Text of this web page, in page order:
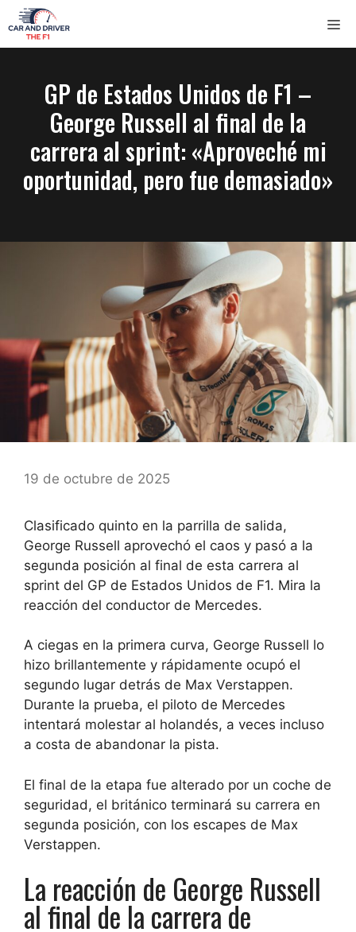
Saltar
al
contenido
GP de Estados Unidos de F1 –
George Russell al final de la
carrera al sprint: «Aproveché mi
oportunidad, pero fue demasiado»
19 de octubre de 2025
Clasificado quinto en la parrilla de salida,
George Russell aprovechó el caos y pasó a la
segunda posición al final de esta carrera al
sprint del GP de Estados Unidos de F1. Mira la
reacción del conductor de Mercedes.
A ciegas en la primera curva, George Russell lo
hizo brillantemente y rápidamente ocupó el
segundo lugar detrás de Max Verstappen.
Durante la prueba, el piloto de Mercedes
intentará molestar al holandés, a veces incluso
a costa de abandonar la pista.
El final de la etapa fue alterado por un coche de
seguridad, el británico terminará su carrera en
segunda posición, con los escapes de Max
Verstappen.
La reacción de George Russell
al final de la carrera de